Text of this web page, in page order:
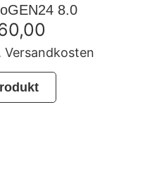
8.0
Versandkosten